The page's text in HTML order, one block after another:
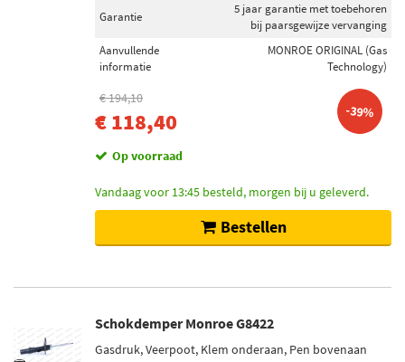
Garantie
5 jaar garantie met toebehoren
bij paarsgewijze vervanging
Aanvullende
informatie
MONROE ORIGINAL (Gas
Technology)
€ 194,10
€ 118,40 -39%
Op voorraad
Vandaag voor 13:45 besteld, morgen bij u geleverd.
Bestellen
Schokdemper Monroe G8422
Gasdruk, Veerpoot, Klem onderaan, Pen bovenaan